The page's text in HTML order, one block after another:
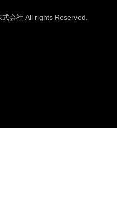
会社 All rights Reserved.